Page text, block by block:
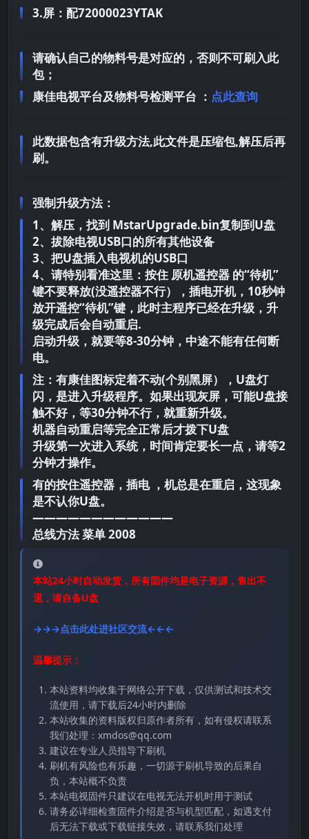
3.屏：配72000023YTAK
请确认自己的物料号是对应的，否则不可刷入此
包；
康佳电视平台及物料号检测平台 ： 点此查询
此数据包含有升级方法,此文件是压缩包,解压后再
刷。
强制升级方法：
1、解压，找到 MstarUpgrade.bin复制到U盘
2、拔除电视USB口的所有其他设备
3、把U盘插入电视机的USB口
4、请特别看准这里：按住 原机遥控器 的“待机”
键不要释放(没遥控器不行），插电开机，10秒钟
放开遥控“待机”键，此时主程序已经在升级，升
级完成后会自动重启.
启动升级，就要等8-30分钟，中途不能有任何断
电。
注：有康佳图标定着不动(个别黑屏），U盘灯
闪，是进入升级程序。如果出现灰屏，可能U盘接
触不好，等30分钟不行，就重新升级。
机器自动重启等完全正常后才拨下U盘
升级第一次进入系统，时间肯定要长一点，请等2
分钟才操作。
有的按住遥控器，插电 ，机总是在重启，这现象
是不认你U盘。
————————————
总线方法 菜单 2008
本站24小时自动发货，所有固件均是电子资源，售出不
退，请自备U盘
→→→点击此处进社区交流←←←
温馨提示：
本站资料均收集于网络公开下载，仅供测试和技术交
流使用，请下载后24小时内删除
本站收集的资料版权归原作者所有，如有侵权请联系
我们处理：xmdos@qq.com
建议在专业人员指导下刷机
刷机有风险也有乐趣，一切源于刷机导致的后果自
负，本站概不负责
本站电视固件只建议在电视无法开机时用于测试
请务必详细检查固件介绍是否与机型匹配，如遇支付
后无法下载或下载链接失效，请联系我们处理